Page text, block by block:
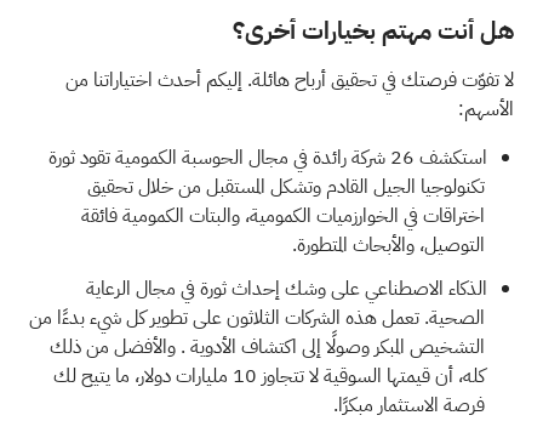
هل أنت مهتم بخيارات أخرى؟
لا تفوّت فرصتك في تحقيق أرباح هائلة. إليكم أحدث اختياراتنا من
الأسهم:
استكشف 26 شركة رائدة في مجال الحوسبة الكمومية
تقود ثورة
تكنولوجيا الجيل القادم وتشكل المستقبل من خلال تحقيق
اختراقات في الخوارزميات الكمومية، والبتات الكمومية فائقة
التوصيل، والأبحاث المتطورة.
الذكاء الاصطناعي على وشك إحداث ثورة في مجال الرعاية
الصحية. تعمل هذه الشركات الثلاثون على تطوير كل شيء بدءًا من
التشخيص المبكر وصولًا إلى اكتشاف الأدوية. والأفضل من ذلك
كله، أن قيمتها السوقية لا تتجاوز 10 مليارات دولار، ما يتيح لك
فرصة الاستثمار مبكرًا.